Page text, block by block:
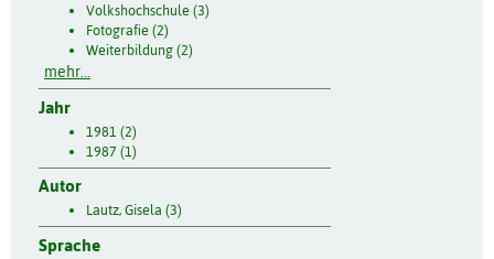
Volkshochschule (3)
Fotografie (2)
Weiterbildung (2)
mehr...
Jahr
1981 (2)
1987 (1)
Autor
Lautz, Gisela (3)
Sprache